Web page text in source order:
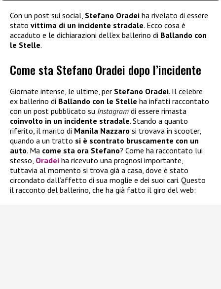
Con un post sui social, Stefano Oradei ha rivelato di essere
stato vittima di un incidente stradale. Ecco cosa è
accaduto e le dichiarazioni dell’ex ballerino di Ballando con
le Stelle.
Come sta Stefano Oradei dopo l’incidente
Giornate intense, le ultime, per Stefano Oradei. Il celebre
ex ballerino di Ballando con le Stelle ha infatti raccontato
con un post pubblicato su Instagram di essere rimasta
coinvolto in un incidente stradale. Stando a quanto
riferito, il marito di Manila Nazzaro si trovava in scooter,
quando a un tratto si è scontrato bruscamente con un
auto. Ma come sta ora Stefano? Come ha raccontato lui
stesso, Oradei ha ricevuto una prognosi importante,
tuttavia al momento si trova già a casa, dove è stato
circondato dall’affetto di sua moglie e dei suoi cari. Questo
il racconto del ballerino, che ha già fatto il giro del web: